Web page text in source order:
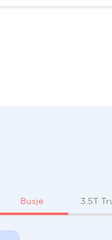
Busje 3.5T